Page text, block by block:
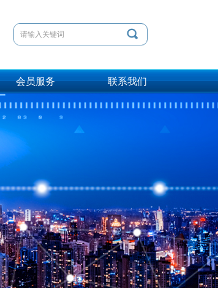
会员服务
会员服务
联系我们
联系我们
끠